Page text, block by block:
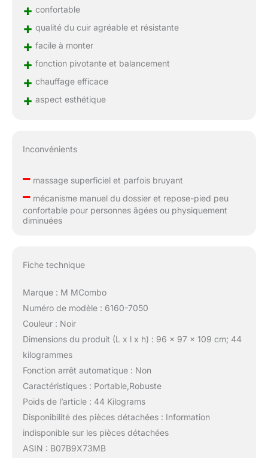
+ confortable
+ qualité du cuir agréable et résistante
+ facile à monter
+ fonction pivotante et balancement
+ chauffage efficace
+ aspect esthétique
Inconvénients
–massage superficiel et parfois bruyant
–mécanisme manuel du dossier et repose-pied peu
confortable pour personnes âgées ou physiquement
diminuées
Fiche technique
Marque : M MCombo
Numéro de modèle : 6160-7050
Couleur : Noir
Dimensions du produit (L x l x h) : 96 x 97 x 109 cm; 44
kilogrammes
Fonction arrêt automatique : Non
Caractéristiques : Portable,Robuste
Poids de l’article : 44 Kilograms
Disponibilité des pièces détachées : Information
indisponible sur les pièces détachées
ASIN : B07B9X73MB